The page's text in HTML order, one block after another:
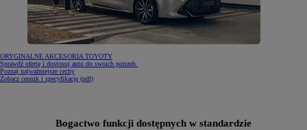
ORYGINALNE AKCESORIA TOYOTY
Sprawdź ofertę i dostosuj auto do swoich potrzeb
Poznaj najważniejsze cechy
Zobacz cennik i specyfikację (pdf)(Opens in new window)
Bogactwo funkcji dostępnych w standardzie